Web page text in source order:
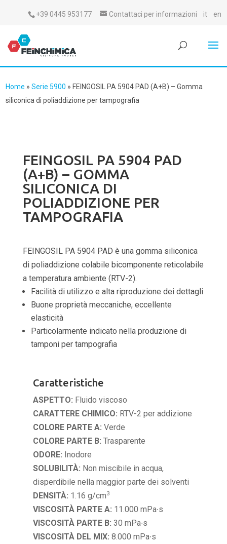
+39 0445 953177 Contattaci per informazioni it en
Home »Serie 5900 » FEINGOSIL PA 5904 PAD (A+B) – Gomma
siliconica di poliaddizione per tampografia
FEINGOSIL PA 5904 PAD
(A+B) – GOMMA
SILICONICA DI
POLIADDIZIONE PER
TAMPOGRAFIA
FEINGOSIL PA 5904 PAD è una gomma siliconica
di poliaddizione colabile bicomponente reticolabile
a temperatura ambiente (RTV-2).
Facilità di utilizzo e alta riproduzione dei dettagli
Buone proprietà meccaniche, eccellente
elasticità
Particolarmente indicato nella produzione di
tamponi per tampografia
Caratteristiche
ASPETTO: Fluido viscoso
CARATTERE CHIMICO: RTV-2 per addizione
COLORE PARTE A: Verde
COLORE PARTE B: Trasparente
ODORE: Inodore
SOLUBILITÀ: Non miscibile in acqua,
disperdibile nella maggior parte dei solventi
DENSITÀ: 1.16 g/cm3
VISCOSITÀ PARTE A: 11.000 mPa∙s
VISCOSITÀ PARTE B: 30 mPa∙s
VISCOSITÀ DEL MIX: 8.000 mPa∙s